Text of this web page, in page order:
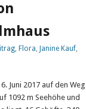
, Flora, Janine Kauf,
Juni 2017 auf den Weg
1092 m Seehöhe und